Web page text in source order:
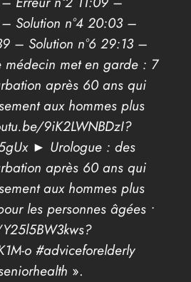
Solution n°4 20:03 –
– Solution n°6 29:13 –
met en garde : 7
après 60 ans qui
aux hommes plus
9iK2LWNBDzI?
► Urologue : des
après 60 ans qui
aux hommes plus
les personnes âgées •
o #adviceforelderly
».